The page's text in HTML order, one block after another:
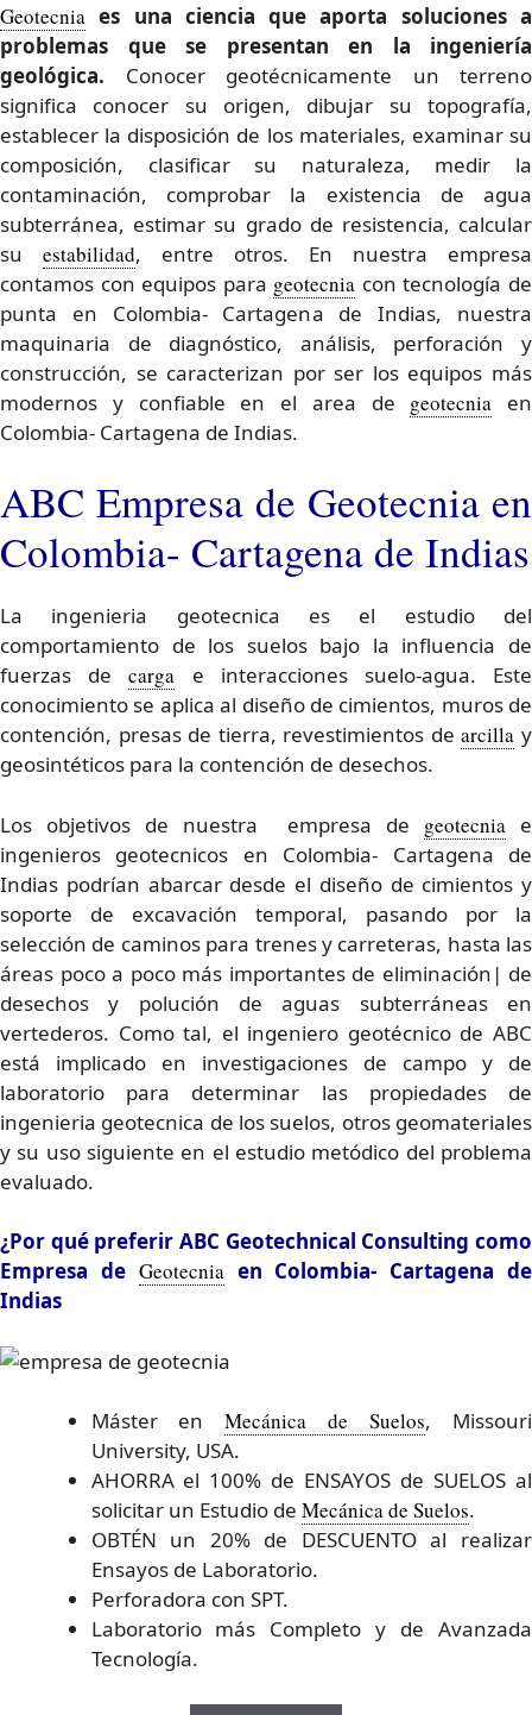
Geotecnia es una ciencia que aporta soluciones a
problemas que se presentan en la ingeniería
geológica. Conocer geotécnicamente un terreno
significa conocer su origen, dibujar su topografía,
establecer la disposición de los materiales, examinar su
composición, clasificar su naturaleza, medir la
contaminación, comprobar la existencia de agua
subterránea, estimar su grado de resistencia, calcular
su estabilidad, entre otros. En nuestra empresa
contamos con equipos para geotecnia con tecnología de
punta en Colombia- Cartagena de Indias, nuestra
maquinaria de diagnóstico, análisis, perforación y
construcción, se caracterizan por ser los equipos más
modernos y confiable en el area de geotecnia en
Colombia- Cartagena de Indias.
ABC Empresa de Geotecnia en
Colombia- Cartagena de Indias
La ingenieria geotecnica es el estudio del
comportamiento de los suelos bajo la influencia de
fuerzas decarga e interacciones suelo-agua. Este
conocimiento se aplica al diseño de cimientos, muros de
contención, presas de tierra, revestimientos dearcilla y
geosintéticos para la contención de desechos.
Los objetivos de nuestra empresa de geotecnia e
ingenieros geotecnicos en Colombia- Cartagena de
Indias podrían abarcar desde el diseño de cimientos y
soporte de excavación temporal, pasando por la
selección de caminos para trenes y carreteras, hasta las
áreas poco a poco más importantes de eliminación| de
desechos y polución de aguas subterráneas en
vertederos. Como tal, el ingeniero geotécnico de ABC
está implicado en investigaciones de campo y de
laboratorio para determinar las propiedades de
ingenieria geotecnica de los suelos, otros geomateriales
y su uso siguiente en el estudio metódico del problema
evaluado.
¿Por qué preferir ABC Geotechnical Consulting como
Empresa de Geotecniaen Colombia- Cartagena de
Indias
Máster enMecánica de Suelos, Missouri
University, USA.
AHORRA el 100% de ENSAYOS de SUELOS al
solicitar un Estudio de Mecánica de Suelos.
OBTÉN un 20% de DESCUENTO al realizar
Ensayos de Laboratorio.
Perforadora con SPT.
Laboratorio más Completo y de Avanzada
Tecnología.